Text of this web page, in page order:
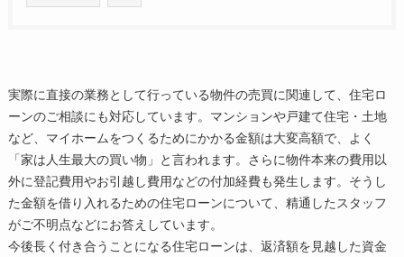
実際に直接の業務として行っている物件の売買に関連して、住宅ロ
ーンのご相談にも対応しています。マンションや戸建て住宅・土地
など、マイホームをつくるためにかかる金額は大変高額で、よく
「家は人生最大の買い物」と言われます。さらに物件本来の費用以
外に登記費用やお引越し費用などの付加経費も発生します。そうし
た金額を借り入れるための住宅ローンについて、精通したスタッフ
がご不明点などにお答えしています。
今後長く付き合うことになる住宅ローンは、返済額を見越した資金